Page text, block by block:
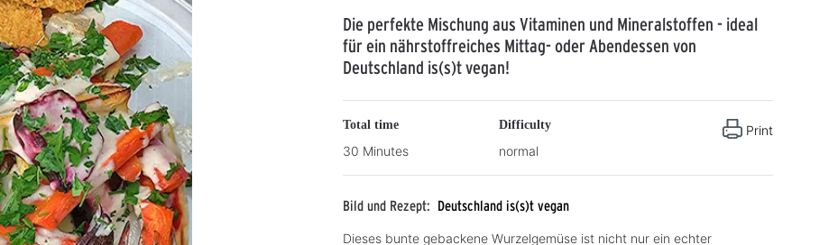
Die perfekte Mischung aus Vitaminen und Mineralstoffen - ideal
für ein nährstoffreiches Mittag- oder Abendessen von
Deutschland is(s)t vegan!
Total time
30 Minutes
Difficulty
normal
Print
Bild und Rezept: Deutschland is(s)t vegan
Dieses bunte gebackene Wurzelgemüse ist nicht nur ein echter